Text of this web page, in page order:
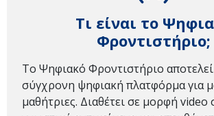
Τι είναι το
Φροντιστήριο;
Το Ψηφιακό Φροντιστήριο
σύγχρονη ψηφιακή πλατφόρμα για
μαθήτριες. Διαθέτει σε μορφή video